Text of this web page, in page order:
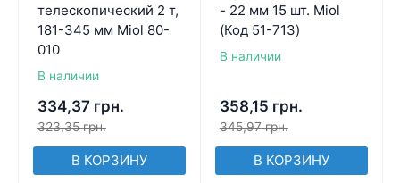
телескопический 2 т,
181-345 мм Miol 80-
010
В наличии
334,37 грн.
323,35 грн.
В КОРЗИНУ
- 22 мм 15 шт. Miol
(Код 51-713)
В наличии
358,15 грн.
345,97 грн.
В КОРЗИНУ